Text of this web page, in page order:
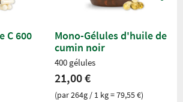
C 600
Mono-Gélules d'huile de
cumin noir
400 gélules
21,00 €
(par 264g / 1 kg = 79,55 €)